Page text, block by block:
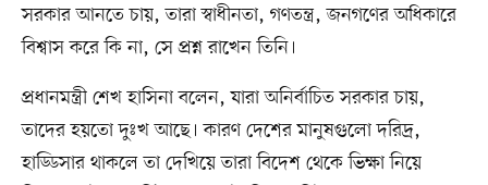
সরকার আনতে চায়, তারা স্বাধীনতা, গণতন্ত্র, জনগণের অধিকারে
বিশ্বাস করে কি না, সে প্রশ্ন রাখেন তিনি।
প্রধানমন্ত্রী শেখ হাসিনা বলেন, যারা অনির্বাচিত সরকার চায়,
তাদের হয়তো দুঃখ আছে। কারণ দেশের মানুষগুলো দরিদ্র,
হাড্ডিসার থাকলে তা দেখিয়ে তারা বিদেশ থেকে ভিক্ষা নিয়ে